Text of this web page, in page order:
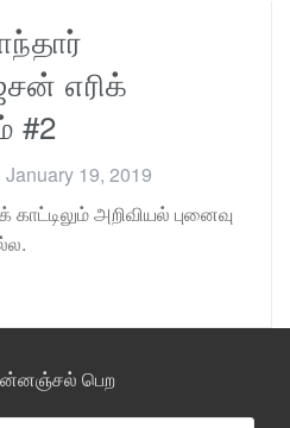
எரிக்
#2
January 19, 2019
அறிவியல் புனைவு
பெற